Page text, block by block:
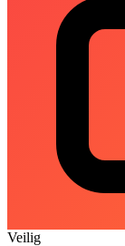
Veilig